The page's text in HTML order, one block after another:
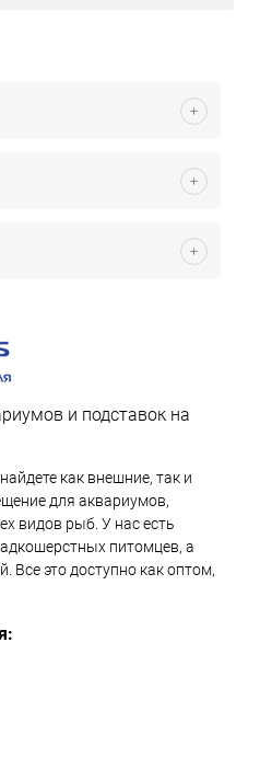
и подставок на
как внешние, так и
для аквариумов,
видов рыб. У нас есть
питомцев, а
Все это доступно как оптом,